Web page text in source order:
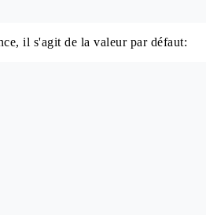
il s'agit de la valeur par défaut: